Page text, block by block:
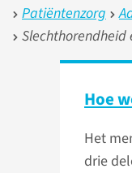
Patiëntenzorg
Slechthorendheid
Hoe
Het
drie